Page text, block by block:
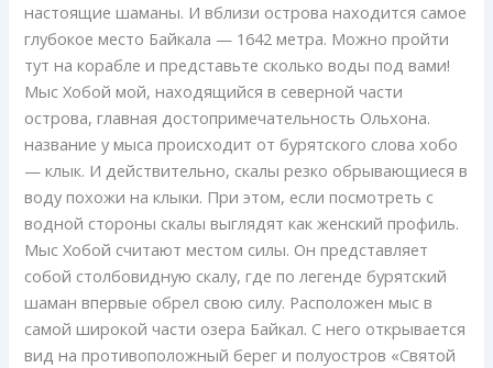
настоящие шаманы. И вблизи острова находится самое
глубокое место Байкала — 1642 метра. Можно пройти
тут на корабле и представьте сколько воды под вами!
Мыс Хобой мой, находящийся в северной части
острова, главная достопримечательность Ольхона.
название у мыса происходит от бурятского слова хобо
— клык. И действительно, скалы резко обрывающиеся в
воду похожи на клыки. При этом, если посмотреть с
водной стороны скалы выглядят как женский профиль.
Мыс Хобой считают местом силы. Он представляет
собой столбовидную скалу, где по легенде бурятский
шаман впервые обрел свою силу. Расположен мыс в
самой широкой части озера Байкал. С него открывается
вид на противоположный берег и полуостров «Святой